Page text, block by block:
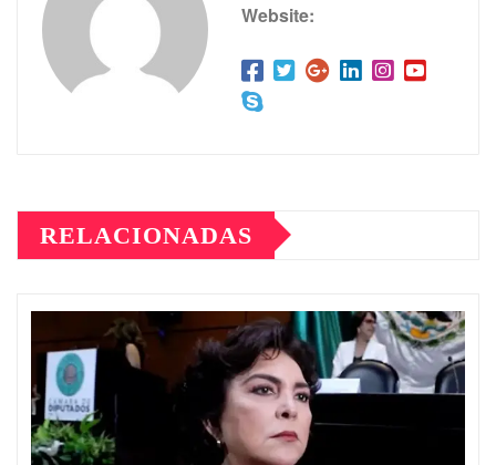
Website:
RELACIONADAS